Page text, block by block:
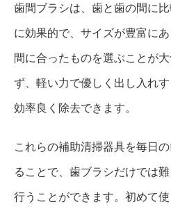
歯間ブラシは、歯と歯の間に
に効果的で、サイズが豊富に
間に合ったものを選ぶことが
ず、軽い力で優しく出し入れ
効率良く除去できます。
これらの補助清掃器具を毎日
ることで、歯ブラシだけでは
行うことができます。初めて